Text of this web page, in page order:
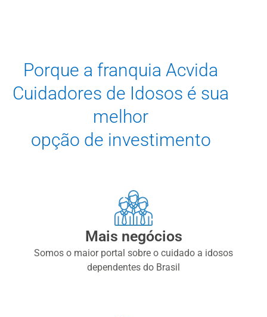
Porque a franquia Acvida
Cuidadores de Idosos é sua
melhor
opção de investimento
Mais negócios
Somos o maior portal sobre o cuidado a idosos
dependentes do Brasil